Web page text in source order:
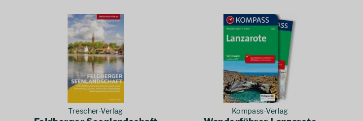
Trescher-Verlag Kompass-Verlag